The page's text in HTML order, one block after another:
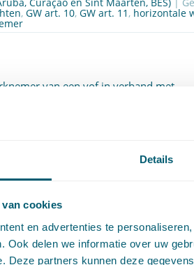
Details
cookies
en advertenties te
Ook delen we informatie over uw
Deze partners kunnen deze
,GW art. 10,GW art. 11 , horizontale
van een vof in verband met
de vragen van de rechtbank Overijssel
een vof (in faillissement). Als een vof
dan geldt dat als een
Een werknemer van een vof
voortspruitende